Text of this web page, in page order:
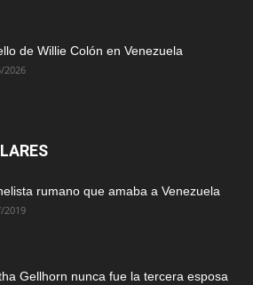
de Willie Colón en Venezuela
2026
rumano que amaba a Venezuela
2019
Gellhorn nunca fue la tercera esposa